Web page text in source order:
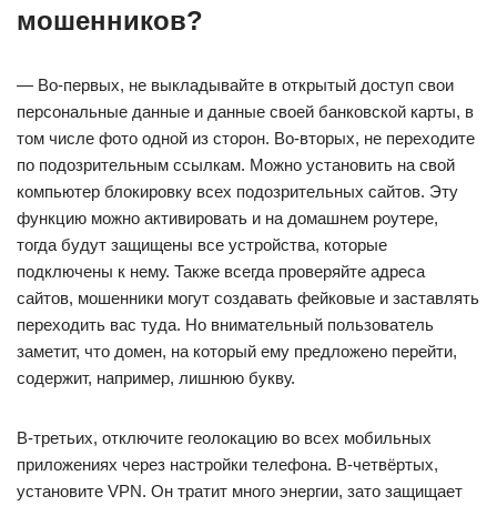
мошенников?
— Во-первых, не выкладывайте в открытый доступ свои
персональные данные и данные своей банковской карты, в
том числе фото одной из сторон. Во-вторых, не переходите
по подозрительным ссылкам. Можно установить на свой
компьютер блокировку всех подозрительных сайтов. Эту
функцию можно активировать и на домашнем роутере,
тогда будут защищены все устройства, которые
подключены к нему. Также всегда проверяйте адреса
сайтов, мошенники могут создавать фейковые и заставлять
переходить вас туда. Но внимательный пользователь
заметит, что домен, на который ему предложено перейти,
содержит, например, лишнюю букву.
В-третьих, отключите геолокацию во всех мобильных
приложениях через настройки телефона. В-четвёртых,
установите VPN. Он тратит много энергии, зато защищает